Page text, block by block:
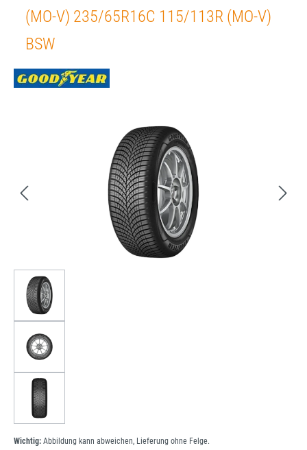
(MO-V) 235/65R16C 115/113R (MO-V)
BSW
Wichtig: Abbildung kann abweichen, Lieferung ohne Felge.